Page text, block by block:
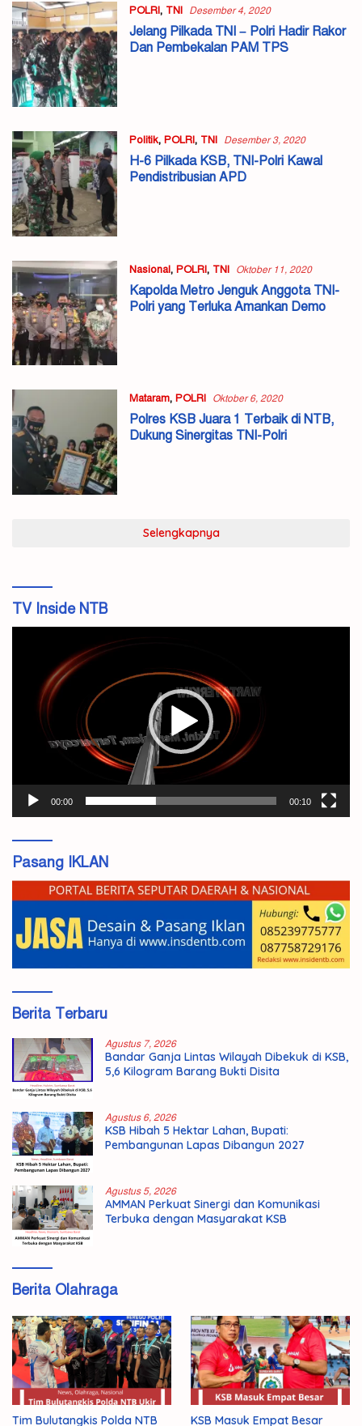
POLRI, TNI Desember 4, 2020
Jelang Pilkada TNI – Polri Hadir Rakor
Dan Pembekalan PAM TPS
Politik, POLRI, TNI Desember 3, 2020
H-6 Pilkada KSB, TNI-Polri Kawal
Pendistribusian APD
Nasional, POLRI, TNI Oktober 11, 2020
Kapolda Metro Jenguk Anggota TNI-
Polri yang Terluka Amankan Demo
Mataram, POLRI Oktober 6, 2020
Polres KSB Juara 1 Terbaik di NTB,
Dukung Sinergitas TNI-Polri
Selengkapnya
TV Inside NTB
00:00 00:10
Pasang IKLAN
Berita Terbaru
Agustus 7, 2026
Bandar Ganja Lintas Wilayah Dibekuk di KSB,
5,6 Kilogram Barang Bukti Disita
Agustus 6, 2026
KSB Hibah 5 Hektar Lahan, Bupati:
Pembangunan Lapas Dibangun 2027
Agustus 5, 2026
AMMAN Perkuat Sinergi dan Komunikasi
Terbuka dengan Masyarakat KSB
Berita Olahraga
Tim Bulutangkis Polda NTB KSB Masuk Empat Besar